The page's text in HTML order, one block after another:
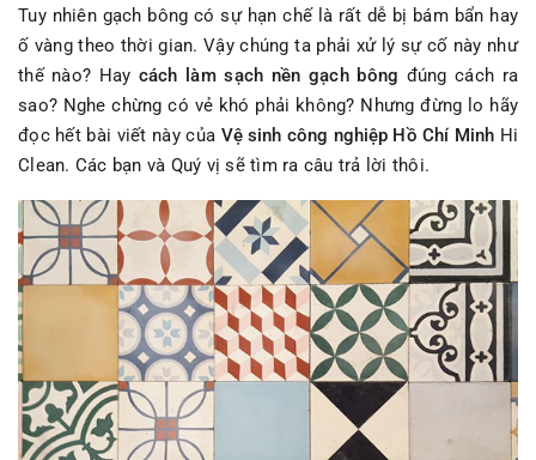
Tuy nhiên gạch bông có sự hạn chế là rất dễ bị bám bẩn hay
ố vàng theo thời gian. Vậy chúng ta phải xử lý sự cố này như
thế nào? Hay cách làm sạch nền gạch bông đúng cách ra
sao? Nghe chừng có vẻ khó phải không? Nhưng đừng lo hãy
đọc hết bài viết này của Vệ sinh công nghiệp Hồ Chí Minh Hi
Clean. Các bạn và Quý vị sẽ tìm ra câu trả lời thôi.